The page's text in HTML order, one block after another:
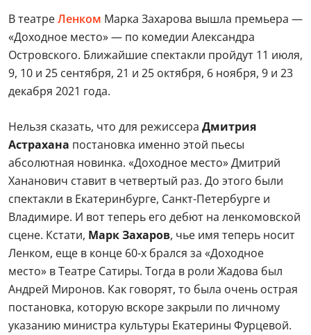
В театреЛенком Марка Захарова вышла премьера —
«Доходное место» — по комедии Александра
Островского. Ближайшие спектакли пройдут 11 июля,
9, 10 и 25 сентября, 21 и 25 октября, 6 ноября, 9 и 23
декабря 2021 года.
Нельзя сказать, что для режиссера Дмитрия
Астрахана постановка именно этой пьесы
абсолютная новинка. «Доходное место» Дмитрий
Хананович ставит в четвертый раз. До этого были
спектакли в Екатеринбурге, Санкт-Петербурге и
Владимире. И вот теперь его дебют на ленкомовской
сцене. Кстати, Марк Захаров, чье имя теперь носит
Ленком, еще в конце 60-х брался за «Доходное
место» в Театре Сатиры. Тогда в роли Жадова был
Андрей Миронов. Как говорят, то была очень острая
постановка, которую вскоре закрыли по личному
указанию министра культуры Екатерины Фурцевой.